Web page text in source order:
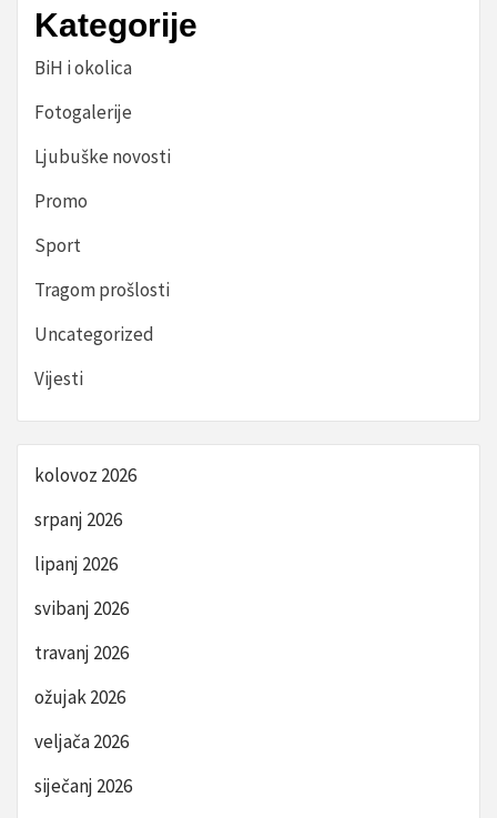
Kategorije
BiH i okolica
Fotogalerije
Ljubuške novosti
Promo
Sport
Tragom prošlosti
Uncategorized
Vijesti
kolovoz 2026
srpanj 2026
lipanj 2026
svibanj 2026
travanj 2026
ožujak 2026
veljača 2026
siječanj 2026